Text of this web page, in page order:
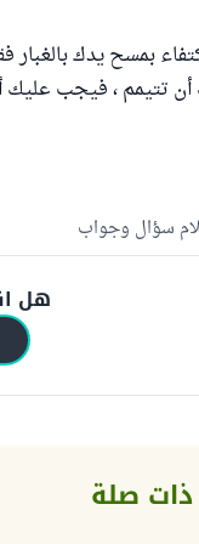
بمسح يدك
تتيمم ، فيجب عليك
سؤال وجواب
هل
صلة